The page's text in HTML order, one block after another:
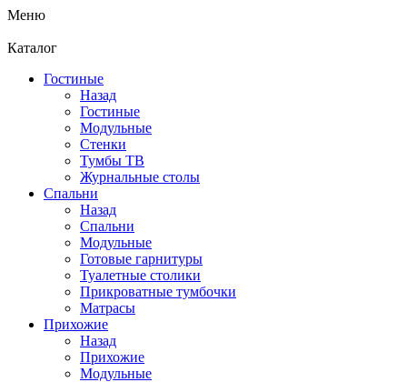
Меню
Каталог
Гостиные
Назад
Гостиные
Модульные
Стенки
Тумбы ТВ
Журнальные столы
Спальни
Назад
Спальни
Модульные
Готовые гарнитуры
Туалетные столики
Прикроватные тумбочки
Матрасы
Прихожие
Назад
Прихожие
Модульные